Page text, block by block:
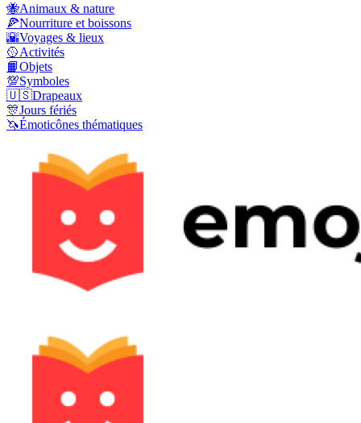
🐝Animaux & nature
🍕Nourriture et boissons
🌇Voyages & lieux
🥎Activités
📙Objets
💯Symboles
🇺🇸Drapeaux
🎊Jours fériés
🦄Émoticônes thématiques